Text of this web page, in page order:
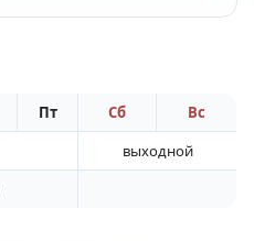
Пт Сб
Вс
выходной